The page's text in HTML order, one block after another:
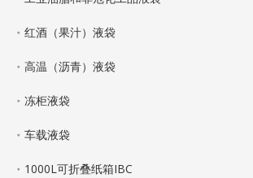
红酒（果汁）液袋
高温（沥青）液袋
冻柜液袋
车载液袋
1000L可折叠纸箱IBC